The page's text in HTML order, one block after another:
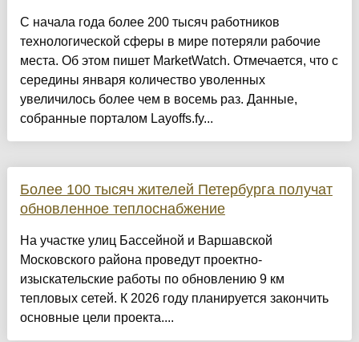
С начала года более 200 тысяч работников
технологической сферы в мире потеряли рабочие
места. Об этом пишет MarketWatch. Отмечается, что с
середины января количество уволенных
увеличилось более чем в восемь раз. Данные,
собранные порталом Layoffs.fy...
Более 100 тысяч жителей Петербурга получат
обновленное теплоснабжение
На участке улиц Бассейной и Варшавской
Московского района проведут проектно-
изыскательские работы по обновлению 9 км
тепловых сетей. К 2026 году планируется закончить
основные цели проекта....